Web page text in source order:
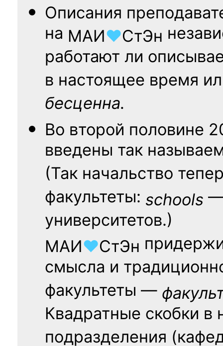
Описания
на МАИ♥СтЭн
работают ли
в настоящее время
бесценна.
Во второй половине
введены так
(Так начальство
факультеты: schools —
университетов.)
МАИ♥СтЭн
смысла и
факультеты —
Квадратные скобки в
подразделения